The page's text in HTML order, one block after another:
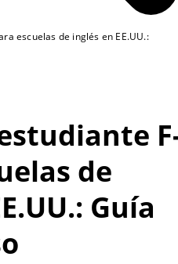
escuelas de inglés en EE.UU.:
de
Guía